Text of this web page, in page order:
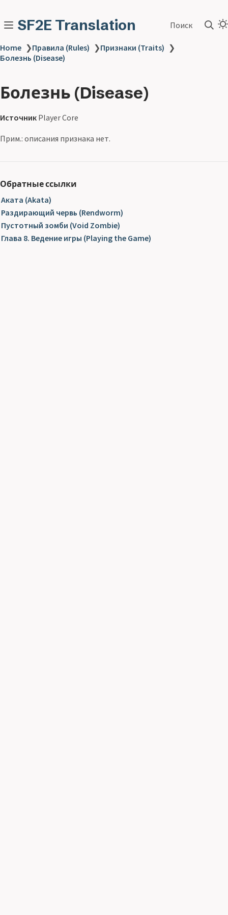
SF2E Translation Поиск
Home ❯Правила (Rules) ❯Признаки (Traits) ❯
Болезнь (Disease)
Болезнь (Disease)
Источник Player Core
Прим.: описания признака нет.
Обратные ссылки
Аката (Akata)
Раздирающий червь (Rendworm)
Пустотный зомби (Void Zombie)
Глава 8. Ведение игры (Playing the Game)